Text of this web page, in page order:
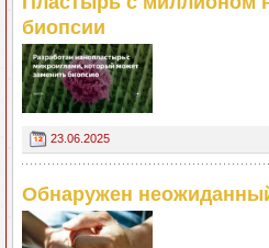
биопсии
23.06.2025
Обнаружен